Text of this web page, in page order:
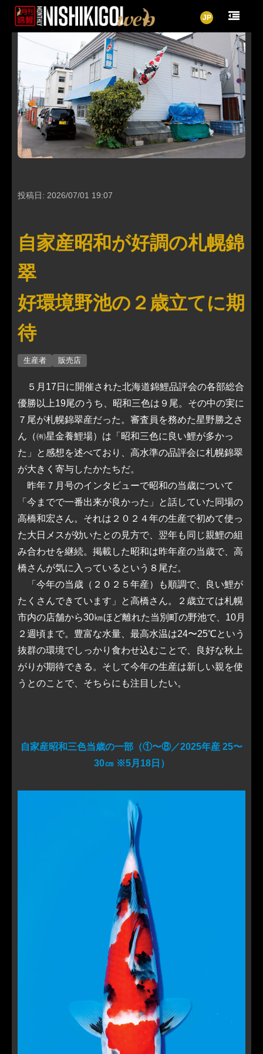
投稿日: 2026/07/01 19:07
自家産昭和が好調の札幌錦
翠
好環境野池の２歳立てに期
待
生産者 販売店
５月17日に開催された北海道錦鯉品評会の各部総合
優勝以上19尾のうち、昭和三色は９尾。その中の実に
７尾が札幌錦翠産だった。審査員を務めた星野勝之さ
ん（㈲星金養鯉場）は「昭和三色に良い鯉が多かっ
た」と感想を述べており、高水準の品評会に札幌錦翠
が大きく寄与したかたちだ。
昨年７月号のインタビューで昭和の当歳について
「今までで一番出来が良かった」と話していた同場の
高橋和宏さん。それは２０２４年の生産で初めて使っ
た大日メスが効いたとの見方で、翌年も同じ親鯉の組
み合わせを継続。掲載した昭和は昨年産の当歳で、高
橋さんが気に入っているという８尾だ。
「今年の当歳（２０２５年産）も順調で、良い鯉が
たくさんできています」と高橋さん。２歳立ては札幌
市内の店舗から30㎞ほど離れた当別町の野池で、10月
２週頃まで。豊富な水量、最高水温は24〜25℃という
抜群の環境でしっかり食わせ込むことで、良好な秋上
がりが期待できる。そして今年の生産は新しい親を使
うとのことで、そちらにも注目したい。
自家産昭和三色当歳の一部（①〜⑧／2025年産 25〜
30㎝ ※5月18日）
JP